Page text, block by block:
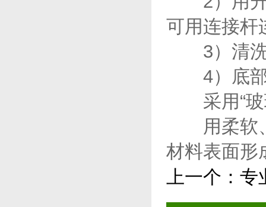
可用连接杆
3）清洗
4）底部2
采用“玻
用柔软、
材料表面形
上一个： 专